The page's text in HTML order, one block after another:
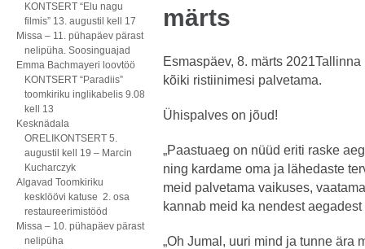
KONTSERT “Elu nagu
filmis” 13. augustil kell 17
Missa – 11. pühapäev pärast
nelipüha. Soosinguajad
Emma Bachmayeri loovtöö
KONTSERT “Paradiis”
toomkiriku inglikabelis 9.08
kell 13
Kesknädala
ORELIKONTSERT 5.
augustil kell 19 – Marcin
Kucharczyk
Algavad Toomkiriku
kesklöövi katuse 2. osa
restaureerimistööd
Missa – 10. pühapäev pärast
nelipüha
märts
Esmaspäev, 8. märts
kõiki ristiinimesi palvetama.
Ühispalves on jõud!
„Paastuaeg on nüüd eriti raske
ning kardame oma ja lähedaste
meid palvetama vaikuses,
kannab meid ka nendest aegadest
„Oh Jumal, uuri mind ja tunne ära